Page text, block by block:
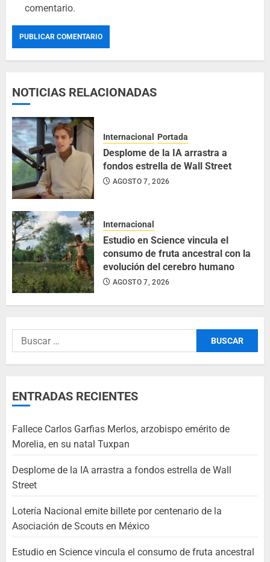
comentario.
NOTICIAS RELACIONADAS
Internacional Portada
Desplome de la IA arrastra a
fondos estrella de Wall Street
AGOSTO 7, 2026
Internacional
Estudio en Science vincula el
consumo de fruta ancestral con la
evolución del cerebro humano
AGOSTO 7, 2026
ENTRADAS RECIENTES
Fallece Carlos Garfias Merlos, arzobispo emérito de
Morelia, en su natal Tuxpan
Desplome de la IA arrastra a fondos estrella de Wall
Street
Lotería Nacional emite billete por centenario de la
Asociación de Scouts en México
Estudio en Science vincula el consumo de fruta ancestral